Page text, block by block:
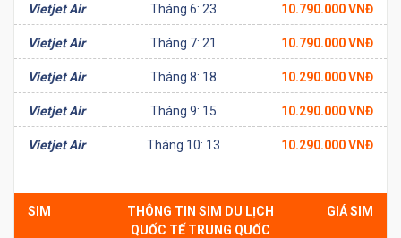
Vietjet Air Tháng 6: 23 10.790.000 VNĐ
Vietjet Air Tháng 7: 21 10.790.000 VNĐ
Vietjet Air Tháng 8: 18 10.290.000 VNĐ
Vietjet Air Tháng 9: 15 10.290.000 VNĐ
Vietjet Air Tháng 10: 13 10.290.000 VNĐ
SIM
THÔNG TIN SIM DU LỊCH
QUỐC TẾ TRUNG QUỐC
GIÁ SIM